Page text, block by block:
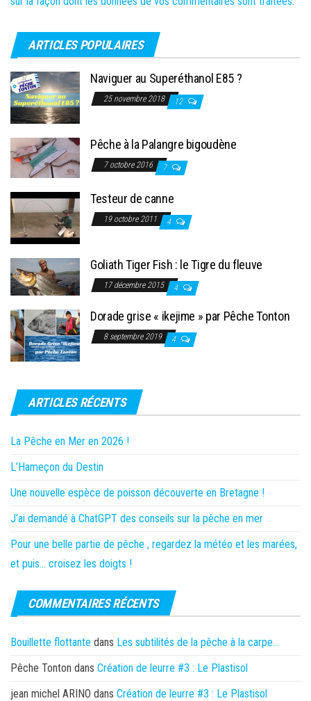
ARTICLES POPULAIRES
Naviguer au Superéthanol E85 ?
25 novembre 2018 12
Pêche à la Palangre bigoudène
7 octobre 2016 7
Testeur de canne
19 octobre 2011 4
Goliath Tiger Fish : le Tigre du fleuve
17 décembre 2015 4
Dorade grise « ikejime » par Pêche Tonton
8 septembre 2019 4
ARTICLES RÉCENTS
La Pêche en Mer en 2026 !
L’Hameçon du Destin
Une nouvelle espèce de poisson découverte en Bretagne !
J’ai demandé à ChatGPT des conseils sur la pêche en mer
Pour une belle partie de pêche , regardez la météo et les marées,
et puis… croisez les doigts !
COMMENTAIRES RÉCENTS
Bouillette flottante dans Les subtilités de la pêche à la carpe…
Pêche Tonton dans Création de leurre #3 : Le Plastisol
jean michel ARINO dans Création de leurre #3 : Le Plastisol